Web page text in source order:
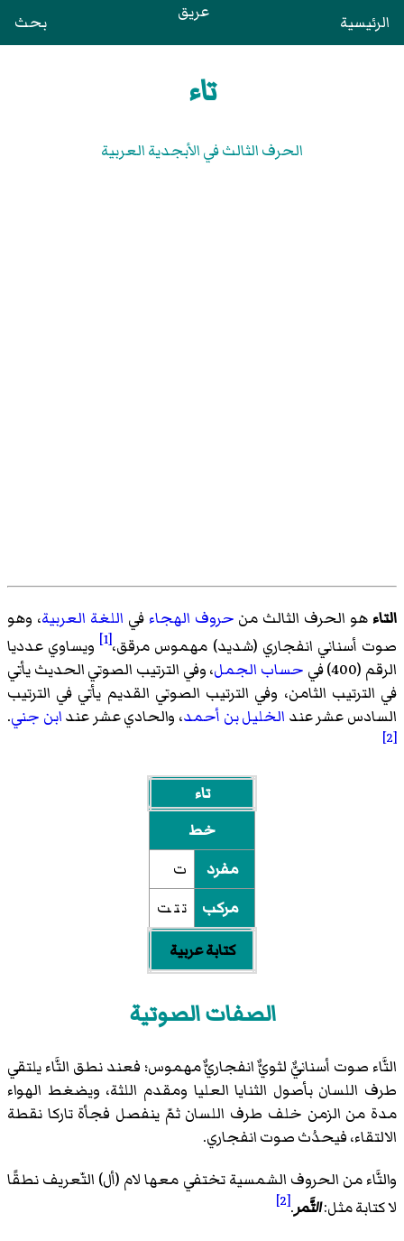
الرئيسية عريق بحث
تاء
الحرف الثالث في الأبجدية العربية
التاءهو الحرف الثالث من حروف الهجاء في اللغة العربية، وهو
صوت أسناني انفجاري (شديد) مهموس مرقق،[1]
ويساوي عدديا
الرقم (400) في
حساب الجمل، وفي الترتيب الصوتي الحديث يأتي
في الترتيب الثامن، وفي الترتيب الصوتي القديم يأتي في الترتيب
السادس عشر عند الخليل بن أحمد، والحادي عشر عندابن جني.
[2]
تاء
خط
مفرد
ت
مركب
ت‍ ‍ت‍ ‍ت
كتابة عربية
الصفات الصوتية
التَّاء صوت أسنانيٌّ لثويٌّ انفجاريٌّ مهموس؛ فعند نطق التَّاء يلتقي
طرف اللسان بأصول الثنايا العليا ومقدم اللثة، ويضغط الهواء
مدة من الزمن خلف طرف اللسان ثمّ ينفصل فجأة تاركا نقطة
الالتقاء، فيحدُث صوت انفجاري.
والتَّاء من الحروف الشمسية تختفي معها لام (أل) التّعريف نطقًا
لا كتابة مثل:التَّمر.
[2]